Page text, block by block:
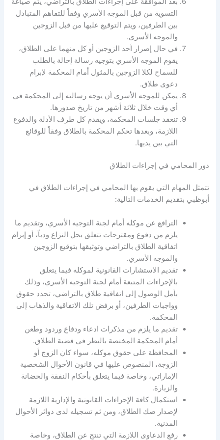
التسوية من قبل الموجه الأسري وفقاً للتفاهم المتبادل
بين الطرفين، ويتم التوقيع عليها من قبل الزوجين
والموجه الأسري.
في حال إصرار أحد الزوجين أو كل منهما على الطلاق،
يقوم الموجه الأسري بتوجيه رسالة إحالة بالطلب
للسماح لكلا الزوجين بالمثول أمام المحكمة لإبرام
دعوى طلاق.
يمكن للموجه الأسري أن يوجه رسالته إلى المحكمة في
أي وقت خلال ثلاثة أشهر من تاريخ صدورها.
تنعقد جلسات المحكمة، ويقدم كل طرف الأدلة والدفوع
اللازمة، وبعدها تحكم المحكمة بالطلاق وفقاً للوقائع
التي بين يديها.
دور المحامي في إجراءات الطلاق
تتمثل المهام التي يقوم بها المحامي في إجراءات الطلاق في
أبوظبي بتقديم الخدمات التالية:
الترافع عن موكله أمام لجنة التوجيه الأسري، وتقديم ما
يلزم من دفوع ومقترحات تتعلق بحل النزاع ودياً، أو إبرام
اتفاقية الطلاق بالتراضي وتوثيقها بتوقيع الزوجين
والموجه الأسري.
تقديم الاستشارات القانونية لموكله فيما يتعلق
بالإجراءات المتبعة أمام لجنة التوجيه الأسري، وذلك
بأمل الوصول إلى اتفاقية طلاق بالتراضي، تحدد حقوق
وواجبات الطرفين، أو برفض تلك الاتفاقية والذهاب إلى
المحكمة.
تقديم ما يلزم من مذكرات ادعاء ودفاع وردود وطعن
أمام المحكمة المختصة بالنظر في قضية الطلاق.
المحافظة على حقوق موكله، سواء كان الزوج أو
الزوجة، المنصوص عليها في قانون الأحوال الشخصية
الإماراتي، وخاصة فيما يتعلق بأحكام النفقة والحضانة
والزيارة.
استكمال كافة الإجراءات القانونية والإدارية اللازمة
لإصدار صك الطلاق، ومن ثم تسجيله لدى دوائر الأحوال
المدنية.
رفع الدعاوى اللازمة التي تنتج عن الطلاق، وخاصة